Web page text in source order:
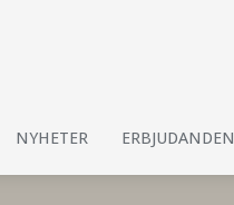
NYHETER ERBJUDANDEN